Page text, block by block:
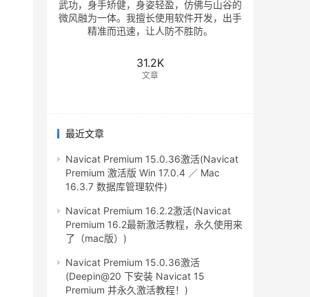
武功，身手矫健，身姿轻盈，仿佛与山谷的
微风融为一体。我擅长使用软件开发，出手
精准而迅速，让人防不胜防。
31.2K
文章
最近文章
Navicat Premium 15.0.36激活(Navicat
Premium 激活版 Win 17.0.4 ／ Mac
16.3.7 数据库管理软件)
Navicat Premium 16.2.2激活(Navicat
Premium 16.2最新激活教程，永久使用来
了（mac版）)
Navicat Premium 15.0.36激活
(Deepin@20 下安装 Navicat 15
Premium 并永久激活教程！)